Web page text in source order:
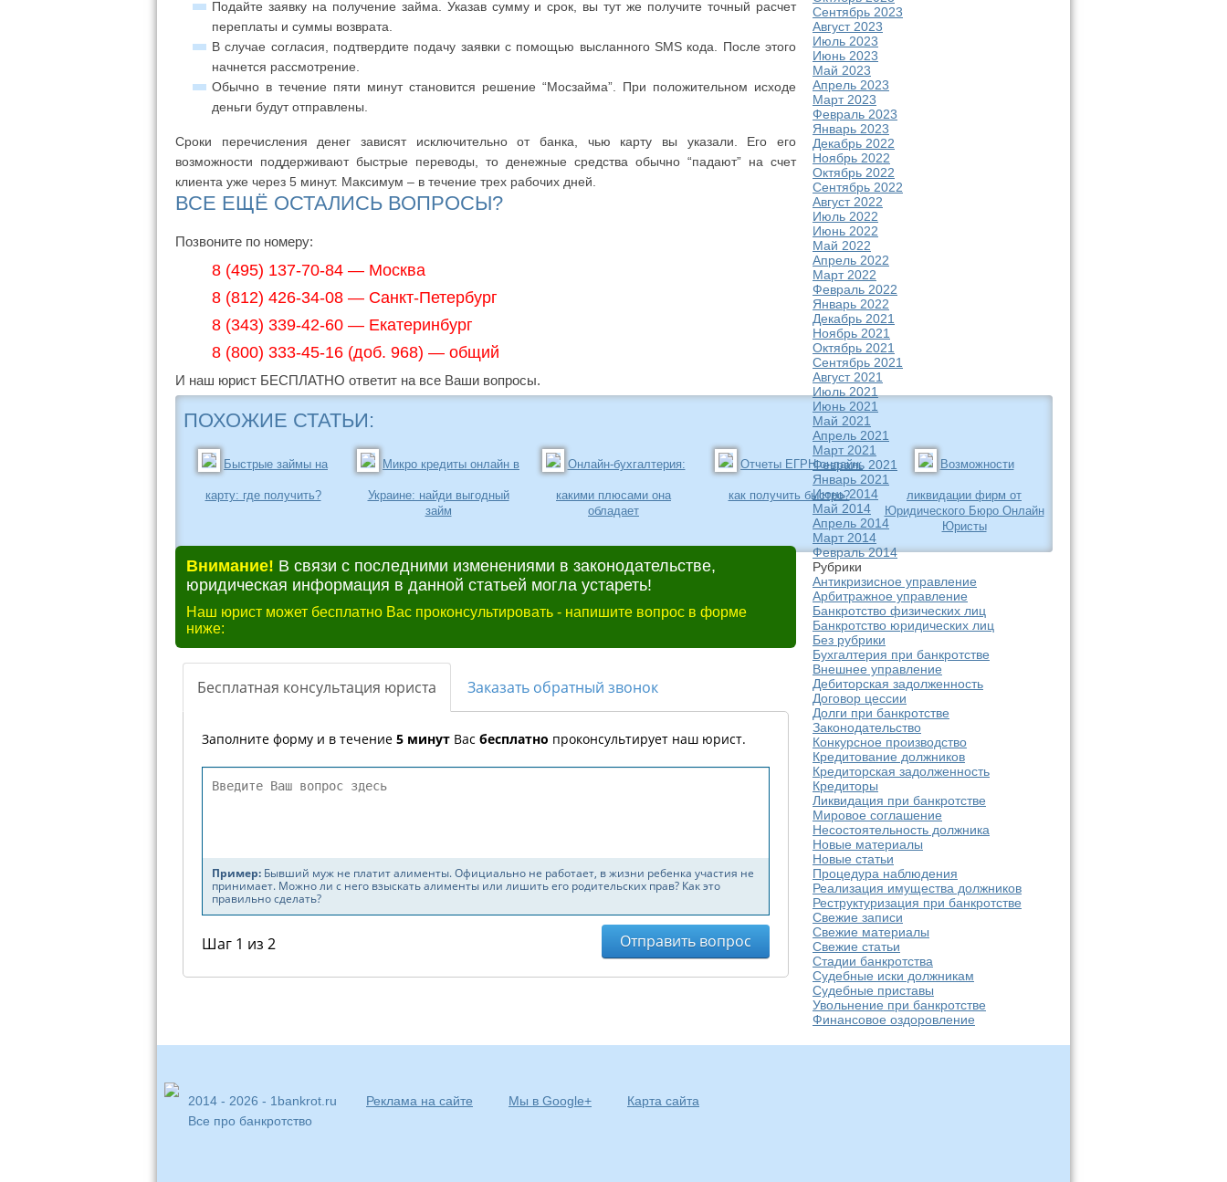
Подайте заявку на получение займа. Указав сумму и срок, вы тут же получите точный расчет
переплаты и суммы возврата.
В случае согласия, подтвердите подачу заявки с помощью высланного SMS кода. После этого
начнется рассмотрение.
Обычно в течение пяти минут становится решение “Мосзайма”. При положительном исходе
деньги будут отправлены.
Сроки перечисления денег зависят исключительно от банка, чью карту вы указали. Его его
возможности поддерживают быстрые переводы, то денежные средства обычно “падают” на счет
клиента уже через 5 минут. Максимум – в течение трех рабочих дней.
ВСЕ ЕЩЁ ОСТАЛИСЬ ВОПРОСЫ?
Позвоните по номеру:
8 (495) 137-70-84 — Москва
8 (812) 426-34-08 — Санкт-Петербург
8 (343) 339-42-60 — Екатеринбург
8 (800) 333-45-16 (доб. 968) — общий
И наш юрист БЕСПЛАТНО ответит на все Ваши вопросы.
ПОХОЖИЕ СТАТЬИ:
Быстрые займы на
карту: где получить?
Микро кредиты онлайн в
Украине: найди выгодный
займ
Онлайн-бухгалтерия:
какими плюсами она
обладает
Отчеты ЕГРН онлайн:
как получить быстро?
Возможности
ликвидации фирм от
Юридического Бюро Онлайн
Юристы
Внимание! В связи с последними изменениями в законодательстве,
юридическая информация в данной статьей могла устареть!
Наш юрист может бесплатно Вас проконсультировать - напишите вопрос в форме
ниже:
Сентябрь 2023
Август 2023
Июль 2023
Июнь 2023
Май 2023
Апрель 2023
Март 2023
Февраль 2023
Январь 2023
Декабрь 2022
Ноябрь 2022
Октябрь 2022
Сентябрь 2022
Август 2022
Июль 2022
Июнь 2022
Май 2022
Апрель 2022
Март 2022
Февраль 2022
Январь 2022
Декабрь 2021
Ноябрь 2021
Октябрь 2021
Сентябрь 2021
Август 2021
Июль 2021
Июнь 2021
Май 2021
Апрель 2021
Март 2021
Февраль 2021
Январь 2021
Июнь 2014
Май 2014
Апрель 2014
Март 2014
Февраль 2014
Рубрики
Антикризисное управление
Арбитражное управление
Банкротство физических лиц
Банкротство юридических лиц
Без рубрики
Бухгалтерия при банкротстве
Внешнее управление
Дебиторская задолженность
Договор цессии
Долги при банкротстве
Законодательство
Конкурсное производство
Кредитование должников
Кредиторская задолженность
Кредиторы
Ликвидация при банкротстве
Мировое соглашение
Несостоятельность должника
Новые материалы
Новые статьи
Процедура наблюдения
Реализация имущества должников
Реструктуризация при банкротстве
Свежие записи
Свежие материалы
Свежие статьи
Стадии банкротства
Судебные иски должникам
Судебные приставы
Увольнение при банкротстве
Финансовое оздоровление
2014 - 2026 - 1bankrot.ru
Все про банкротство
Реклама на сайте Мы в Google+ Карта сайта